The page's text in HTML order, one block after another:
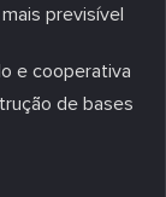
previsível
e cooperativa
de bases